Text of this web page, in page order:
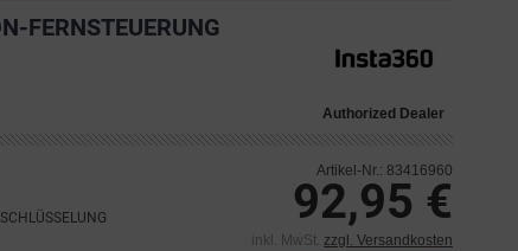
FERNSTEUERUNG
Authorized Dealer
Artikel-Nr.: 83416960
92,95 €
inkl. MwSt.zzgl. Versandkosten